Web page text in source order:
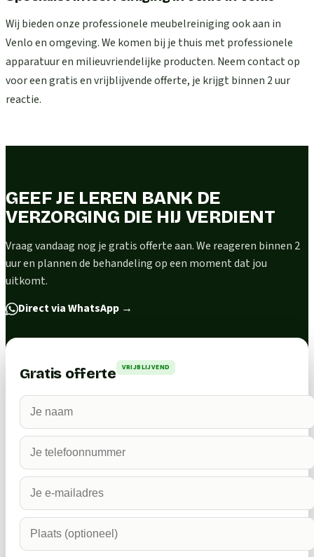
Wij bieden onze professionele meubelreiniging ook aan in
Venlo en omgeving. We komen bij je thuis met professionele
apparatuur en milieuvriendelijke producten. Neem contact op
voor een gratis en vrijblijvende offerte, je krijgt binnen 2 uur
reactie.
GEEF JE LEREN BANK DE
VERZORGING DIE HIJ VERDIENT
Vraag vandaag nog je gratis offerte aan. We reageren binnen 2
uur en plannen de behandeling op een moment dat jou
uitkomt.
Direct via WhatsApp →
Gratis offerte VRIJBLIJVEND